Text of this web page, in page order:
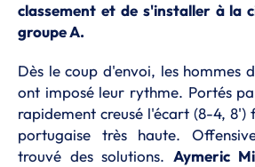
classement et de s'installer à la
groupe A.
Dès le coup d'envoi, les hommes
ont imposé leur rythme. Portés
rapidement creusé l'écart (8-4, 8')
portugaise très haute.
trouvé des solutions.Aymeric